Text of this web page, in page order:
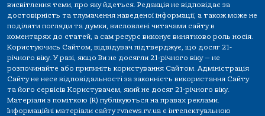
висвітлення теми, про яку йдеться. Редакція не відповідає за
достовірність та тлумачення наведеної інформації, а також може не
поділяти погляди та думки, висловлені читачами сайту в
коментарях до статей, а сам ресурс виконує винятково роль носія.
Користуючись Сайтом, відвідувач підтверджує, що досяг 21-
річного віку. У разі, якщо Ви не досягли 21-річного віку — не
розпочинайте або припиніть користування Сайтом. Адміністрація
Сайту не несе відповідальності за законність використання Сайту
та його сервісів Користувачем, який не досяг 21-річного віку.
Матеріали з поміткою (R) публікуються на правах реклами.
Інформаційні матеріали сайту rvnews.rv.ua є інтелектуальною